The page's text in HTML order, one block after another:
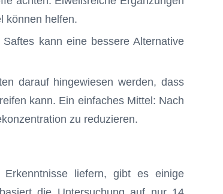
können helfen.
kann eine bessere Alternative
darauf hingewiesen werden, dass
kann. Ein einfaches Mittel: Nach
zu reduzieren.
liefern, gibt es einige